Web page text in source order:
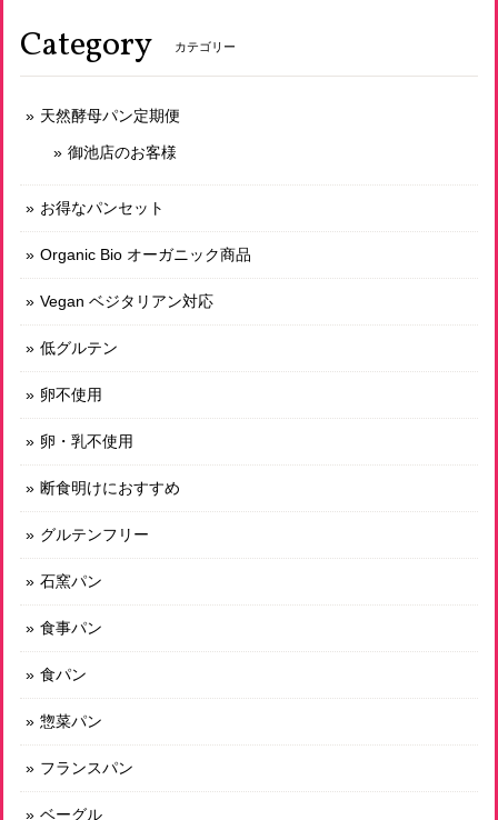
Category カテゴリー
天然酵母パン定期便
御池店のお客様
お得なパンセット
Organic Bio オーガニック商品
Vegan ベジタリアン対応
低グルテン
卵不使用
卵・乳不使用
断食明けにおすすめ
グルテンフリー
石窯パン
食事パン
食パン
惣菜パン
フランスパン
ベーグル